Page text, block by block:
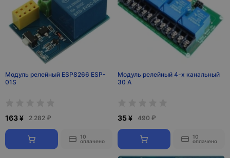
Модуль релейный ESP8266 ESP-
01S
163 ¥ 2 282 ₽
10
оплачено
Модуль релейный 4-х канальный
30 А
35 ¥ 490 ₽
10
оплачено